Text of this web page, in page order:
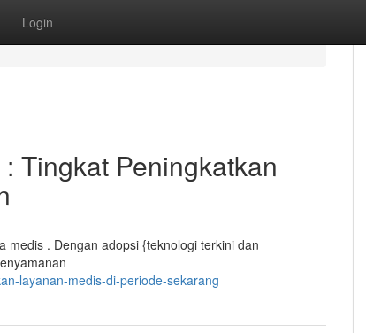
Login
Tingkat Peningkatkan
medis . Dengan adopsi {teknologi terkini dan
layanan-medis-di-periode-sekarang